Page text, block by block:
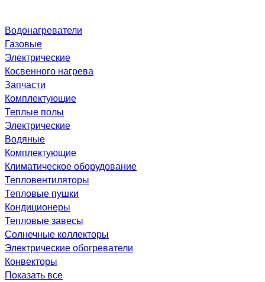
Водонагреватели
Газовые
Электрические
Косвенного нагрева
Запчасти
Комплектующие
Теплые полы
Электрические
Водяные
Комплектующие
Климатическое оборудование
Тепловентиляторы
Тепловые пушки
Кондиционеры
Тепловые завесы
Солнечные коллекторы
Электрические обогреватели
Конвекторы
Показать все